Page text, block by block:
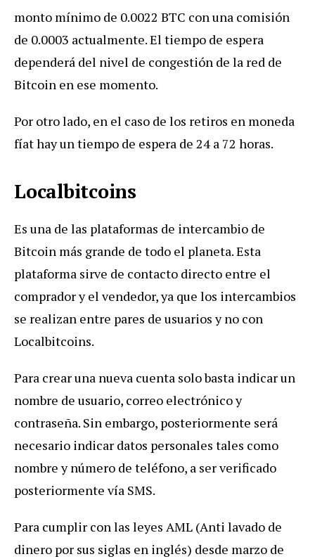
monto mínimo de 0.0022 BTC con una comisión
de 0.0003 actualmente. El tiempo de espera
dependerá del nivel de congestión de la red de
Bitcoin en ese momento.
Por otro lado, en el caso de los retiros en moneda
fíat hay un tiempo de espera de 24 a 72 horas.
Localbitcoins
Es una de las plataformas de intercambio de
Bitcoin más grande de todo el planeta. Esta
plataforma sirve de contacto directo entre el
comprador y el vendedor, ya que los intercambios
se realizan entre pares de usuarios y no con
Localbitcoins.
Para crear una nueva cuenta solo basta indicar un
nombre de usuario, correo electrónico y
contraseña. Sin embargo, posteriormente será
necesario indicar datos personales tales como
nombre y número de teléfono, a ser verificado
posteriormente vía SMS.
Para cumplir con las leyes AML (Anti lavado de
dinero por sus siglas en inglés) desde marzo de